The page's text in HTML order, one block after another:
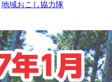
地域おこし協力隊